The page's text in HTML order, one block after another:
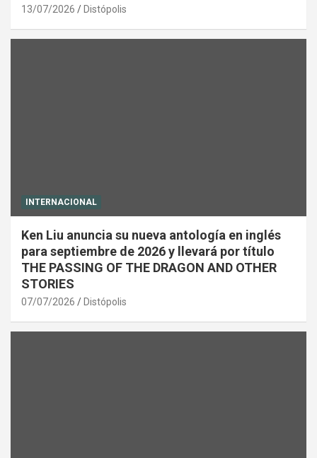
13/07/2026 Distópolis
INTERNACIONAL
Ken Liu anuncia su nueva antología en inglés
para septiembre de 2026 y llevará por título
THE PASSING OF THE DRAGON AND OTHER
STORIES
07/07/2026 Distópolis